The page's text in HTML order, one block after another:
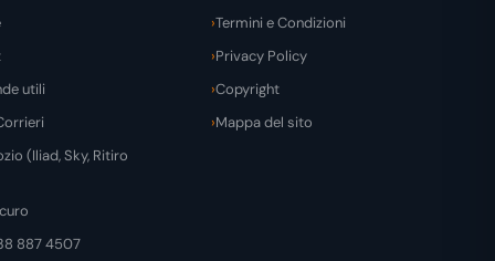
utili
(Iliad, Sky, Ritiro
887 4507
Termini e Condizioni
Privacy Policy
Copyright
Mappa del sito